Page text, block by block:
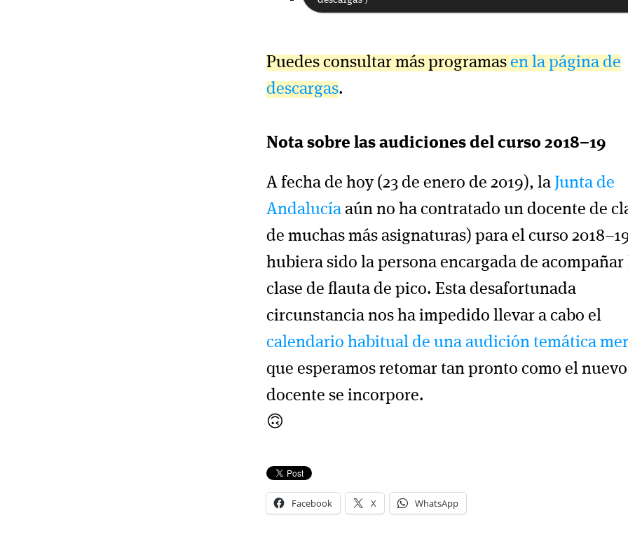
Puedes consultar más programas en la página de
descargas.
Nota sobre las audiciones del curso 2018–19
A fecha de hoy (23 de enero de 2019), la Junta de
Andalucíaaún no ha contratado un docente de
de muchas más asignaturas) para el curso
hubiera sido la persona encargada de acompañar
clase de flauta de pico. Esta desafortunada
circunstancia nos ha impedido llevar a cabo el
calendario habitual de una audición temática
que esperamos retomar tan pronto como el nuevo
docente se incorpore.
🙃
Facebook X WhatsApp